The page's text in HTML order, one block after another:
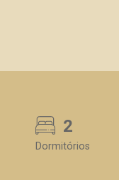
2
Dormitórios